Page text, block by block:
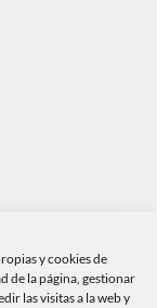
y cookies de
de la página, gestionar
las visitas a la web y